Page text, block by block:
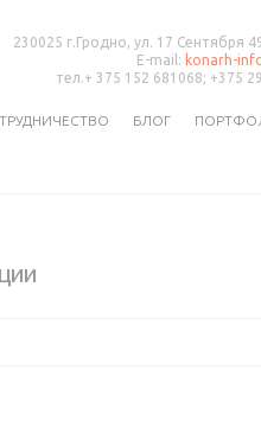
230025 г.Гродно, ул. 17 Сентября
E-mail: konarh-
тел.+ 375 152 681068; +375
БЛОГ